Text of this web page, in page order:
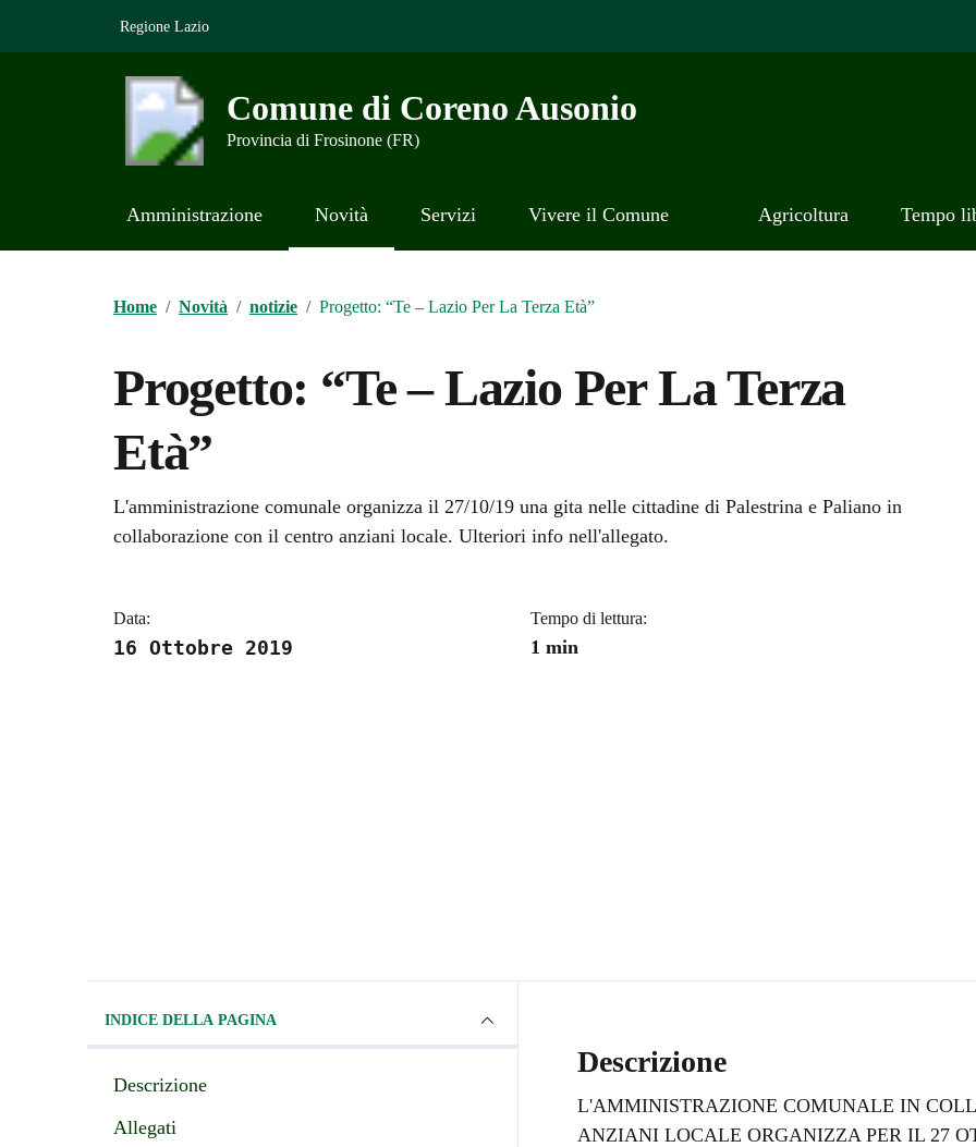
Regione Lazio
Comune di Coreno Ausonio
Provincia di Frosinone (FR)
Amministrazione Novità Servizi Vivere il Comune Agricoltura Tempo
Home / Novità / notizie / Progetto: “Te – Lazio Per La Terza Età”
Progetto: “Te – Lazio Per La Terza
Età”
Dettagli della notizia
L'amministrazione comunale organizza il 27/10/19 una gita nelle cittadine di Palestrina e Paliano in
collaborazione con il centro anziani locale. Ulteriori info nell'allegato.
Data:
16 Ottobre 2019
Tempo di lettura:
1 min
INDICE DELLA PAGINA
Descrizione
Allegati
Descrizione
L'AMMINISTRAZIONE COMUNALE IN
ANZIANI LOCALE ORGANIZZA PER IL 27